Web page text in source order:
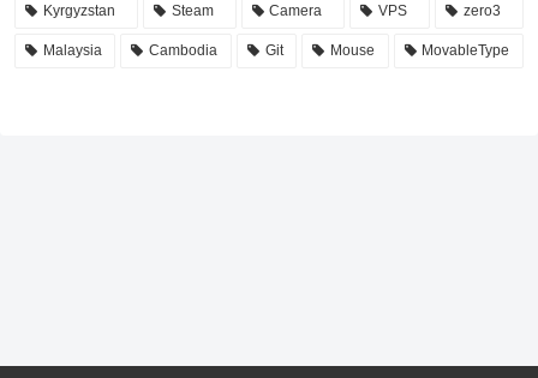
Kyrgyzstan Steam Camera VPS zero3
Malaysia Cambodia Git Mouse MovableType